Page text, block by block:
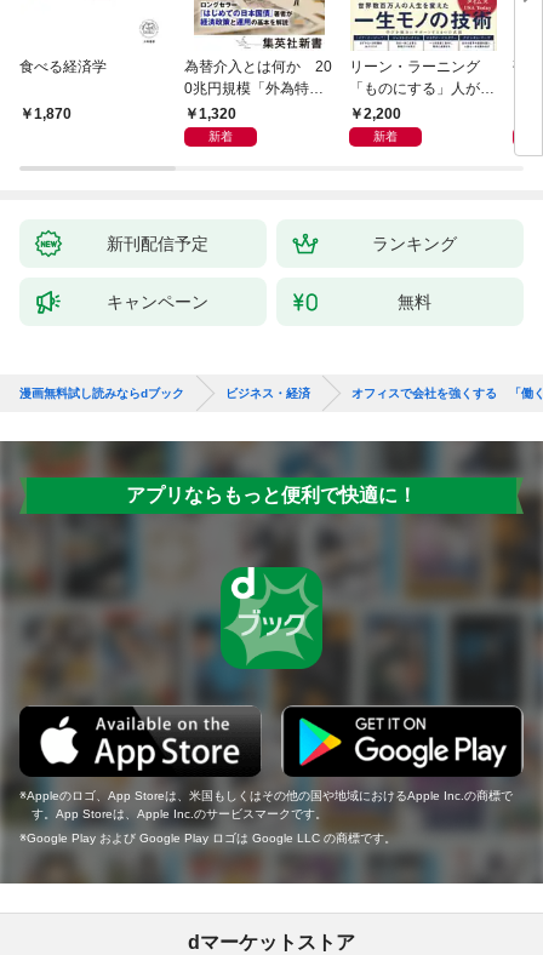
食べる経済学
1,870
為替介入とは何か 20
0兆円規模「外為特
会」が生まれた謎
1,320
新着
リーン・ラーニング
「ものにする」人が自
然とやっている 最小の
インプットで最大の成
2,200
新着
研
新刊配信予定 ランキング
キャンペーン 無料
漫画無料試し読みならdブック ビジネス・経済 オフィスで会社を強くする 「働
アプリならもっと便利で快適に！
Appleのロゴ、App Storeは、米国もしくはその他の国や地域におけるApple Inc.の商標で
す。App Storeは、Apple Inc.のサービスマークです。
Google Play および Google Play ロゴは Google LLC の商標です。
dマーケットストア